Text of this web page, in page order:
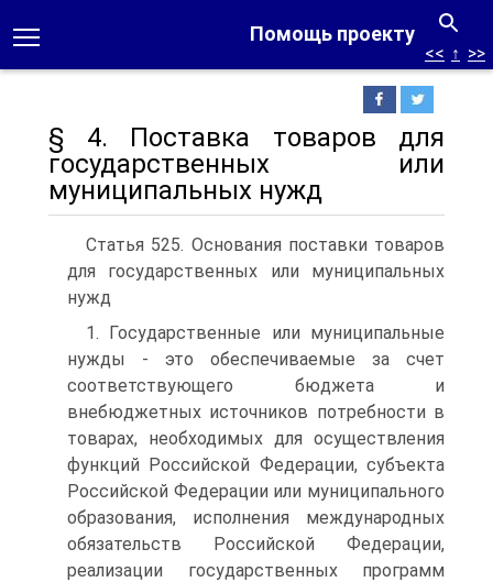
Помощь проекту
<< ↑ >>
§ 4. Поставка товаров для
государственных или
муниципальных нужд
Статья 525. Основания поставки товаров
для государственных или муниципальных
нужд
1. Государственные или муниципальные
нужды - это обеспечиваемые за счет
соответствующего бюджета и
внебюджетных источников потребности в
товарах, необходимых для осуществления
функций Российской Федерации, субъекта
Российской Федерации или муниципального
образования, исполнения международных
обязательств Российской Федерации,
реализации государственных программ